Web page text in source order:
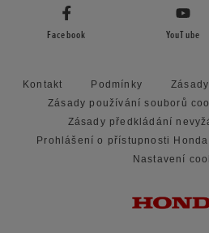
Facebook YouTube
Kontakt Podmínky
Zásady používání souborů
Zásady předkládání
Prohlášení o přístupnosti
Nastavení